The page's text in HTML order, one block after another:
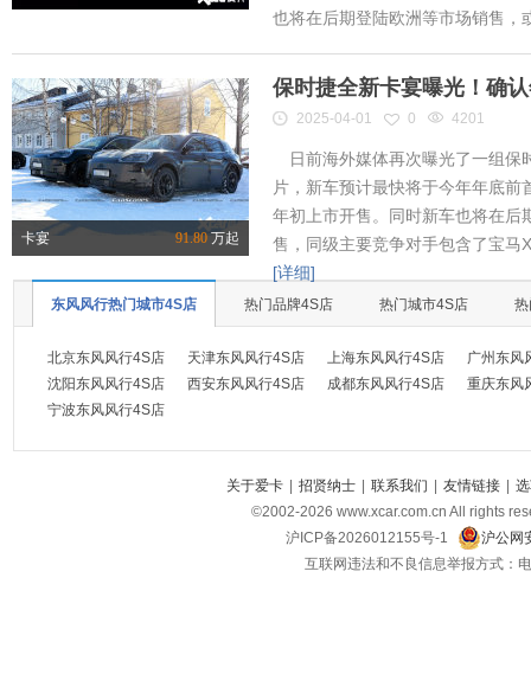
也将在后期登陆欧洲等市场销售，
卡宴 91.80万起
保时捷全新卡宴曝光！确
2025-04-01 0 4201
日前海外媒体再次曝光了一组保
片，新车预计最快将于今年年底
年初上市开售。同时新车也将在后
售，同级主要竞争对手包含了宝马
[详细]
东风风行热门城市4S店 热门品牌4S店 热门城市4S店
北京东风风行4S店 天津东风风行4S店 上海东风风行4S店
广州东风
沈阳东风风行4S店
西安东风风行4S店 成都东风风行4S店
重庆东风
宁波东风风行4S店
关于爱卡 | 招贤纳士 | 联系我们 | 友情链接 |
©2002-2026 www.xcar.com.cn All rights
沪ICP备2026012155号-1
沪公网
互联网违法和不良信息举报方式：